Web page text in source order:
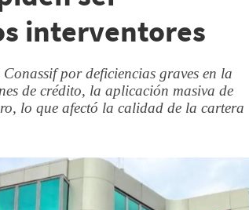
interventores
por deficiencias graves en la
de crédito, la aplicación masiva de
lo que afectó la calidad de la cartera